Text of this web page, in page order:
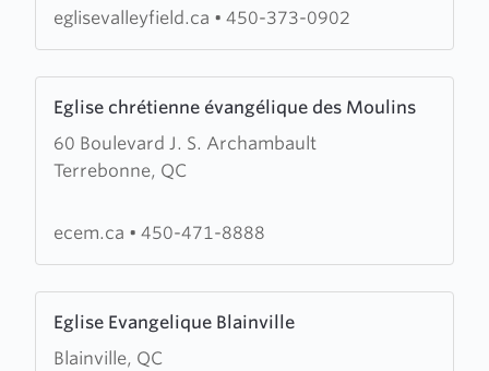
deeglisevalleyfield.ca • 450-373-0902
Eglise chrétienne évangélique des Moulins
60 Boulevard J. S. Archambault
Terrebonne, QC
more
about
Eglise
évangélique
ecem.ca • 450-471-8888
Eglise Evangelique Blainville
Blainville, QC
more
about